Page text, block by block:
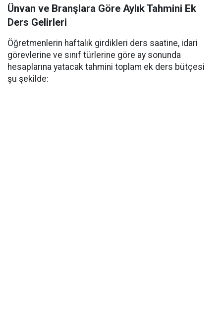
Ünvan ve Branşlara Göre Aylık Tahmini Ek
Ders Gelirleri
Öğretmenlerin haftalık girdikleri ders saatine, idari
görevlerine ve sınıf türlerine göre ay sonunda
hesaplarına yatacak tahmini toplam ek ders bütçesi
şu şekilde: